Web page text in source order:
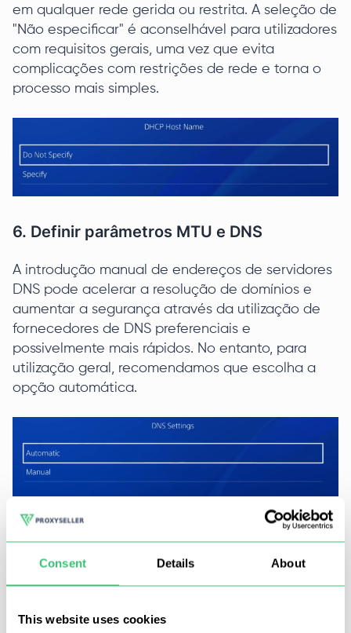
Consent Details About
This website uses cookies
em qualquer rede gerida ou restrita. A seleção de
"Não especificar" é aconselhável para utilizadores
com requisitos gerais, uma vez que evita
complicações com restrições de rede e torna o
processo mais simples.
6. Definir parâmetros MTU e DNS
A introdução manual de endereços de servidores
DNS pode acelerar a resolução de domínios e
aumentar a segurança através da utilização de
fornecedores de DNS preferenciais e
possivelmente mais rápidos. No entanto, para
utilização geral, recomendamos que escolha a
opção automática.
As definições de MTU permitem que a consola se
que a transmissão de dados ocorra sem
necessidade de ajustes. O modo automático